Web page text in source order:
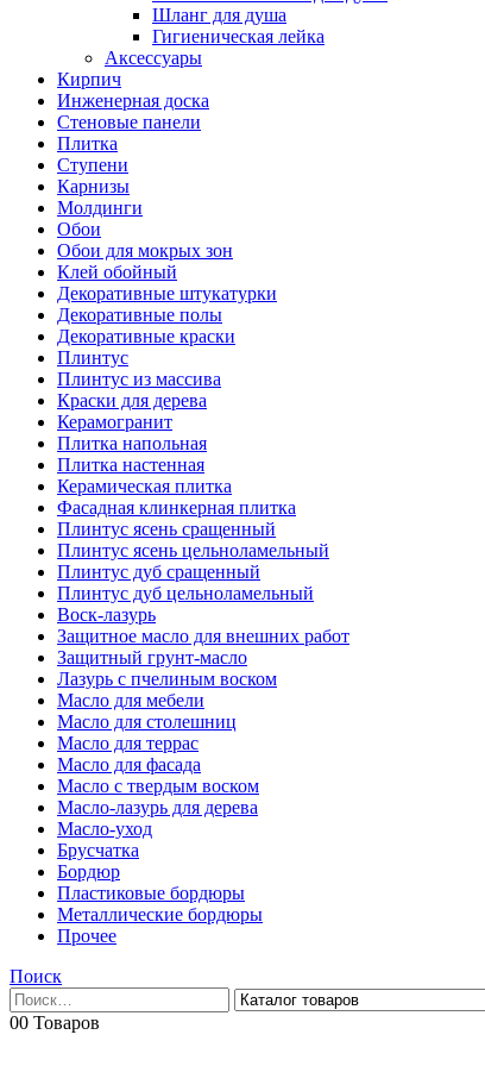
Шланг для душа
Гигиеническая лейка
Аксессуары
Кирпич
Инженерная доска
Стеновые панели
Плитка
Ступени
Карнизы
Молдинги
Обои
Обои для мокрых зон
Клей обойный
Декоративные штукатурки
Декоративные полы
Декоративные краски
Плинтус
Плинтус из массива
Краски для дерева
Керамогранит
Плитка напольная
Плитка настенная
Керамическая плитка
Фасадная клинкерная плитка
Плинтус ясень сращенный
Плинтус ясень цельноламельный
Плинтус дуб сращенный
Плинтус дуб цельноламельный
Воск-лазурь
Защитное масло для внешних работ
Защитный грунт-масло
Лазурь с пчелиным воском
Масло для мебели
Масло для столешниц
Масло для террас
Масло для фасада
Масло с твердым воском
Масло-лазурь для дерева
Масло-уход
Брусчатка
Бордюр
Пластиковые бордюры
Металлические бордюры
Прочее
Поиск
00 Товаров